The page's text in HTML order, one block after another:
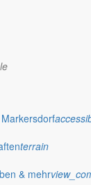
terrain
& mehr